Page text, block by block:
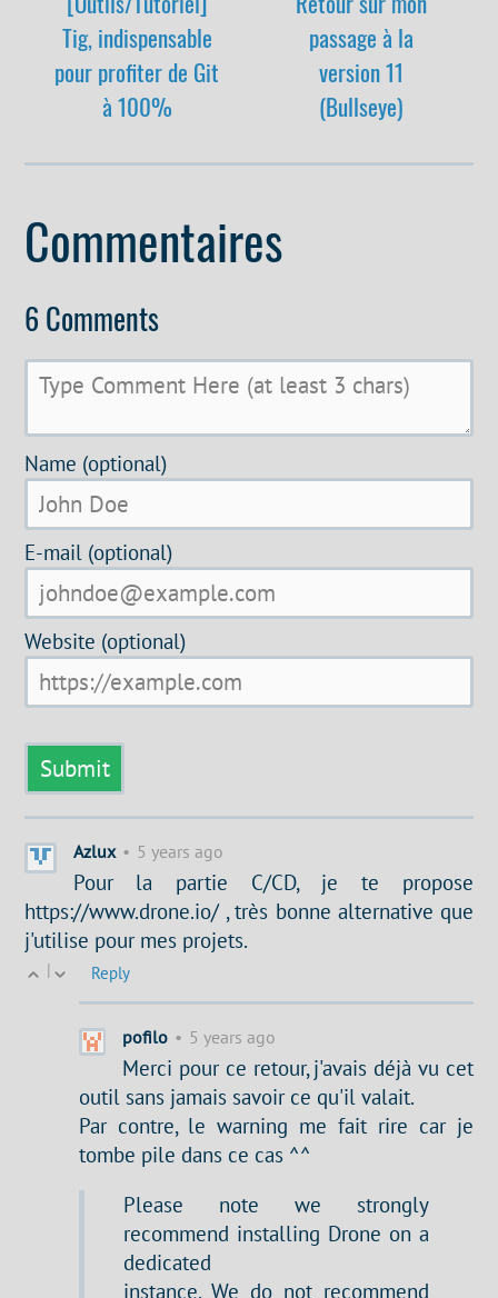
Tig, indispensable
pour profiter de Git
à 100%
passage à la
version 11
(Bullseye)
Commentaires
6 Comments
Name (optional)
E-mail (optional)
Website (optional)
Azlux • 5 years ago
Pour la partie C/CD, je te propose
https://www.drone.io/ , très bonne alternative que
j'utilise pour mes projets.
| Reply
pofilo • 5 years ago
Merci pour ce retour, j'avais déjà vu cet
outil sans jamais savoir ce qu'il valait.
Par contre, le warning me fait rire car je
tombe pile dans ce cas ^^
Please note we strongly
recommend installing Drone on a
dedicated
instance. We do not recommend